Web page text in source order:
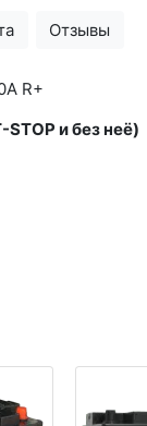
Отзывы
R+
и без неё)